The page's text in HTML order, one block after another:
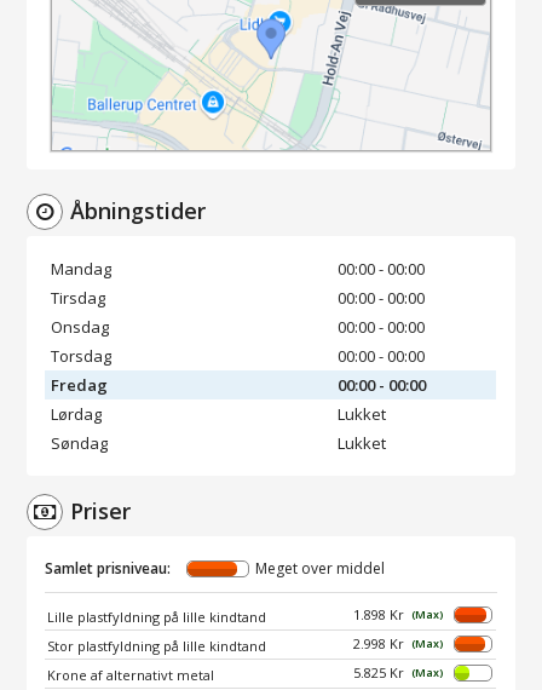
Åbningstider
Mandag
00:00 - 00:00
Tirsdag
00:00 - 00:00
Onsdag
00:00 - 00:00
Torsdag
00:00 - 00:00
Fredag
00:00 - 00:00
Lørdag
Lukket
Søndag
Lukket
Priser
Samlet prisniveau: Meget over middel
Lille plastfyldning på lille kindtand 1.898 Kr (Max)
Stor plastfyldning på lille kindtand 2.998 Kr (Max)
Krone af alternativt metal 5.825 Kr (Max)